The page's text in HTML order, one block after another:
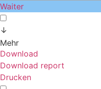
Waiter
↓
Mehr
Download
Download report
Drucken